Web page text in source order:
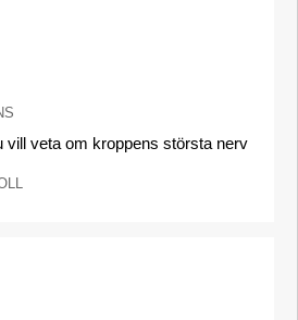
vill veta om kroppens största nerv